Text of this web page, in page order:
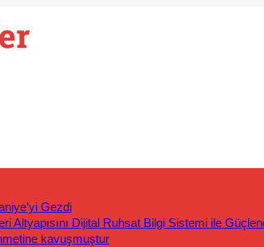
Gezdi
Altyapısını Dijital Ruhsat Bilgi Sistemi ile
kavuşmuştur